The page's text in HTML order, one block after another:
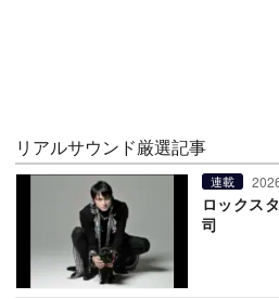
リアルサウンド厳選記事
連載
ロックス
司